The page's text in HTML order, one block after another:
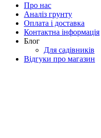
Про нас
Аналіз грунту
Оплата і доставка
Контактна інформація
Блог
Для садівників
Відгуки про магазин